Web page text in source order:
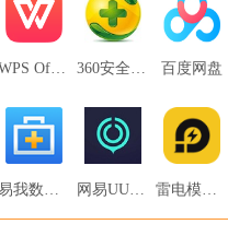
WPS Office 360安全卫士 百度网盘
易我数据恢复 网易UU网游加速器 雷电模拟器